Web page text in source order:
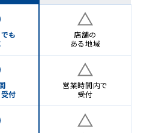
も
店舗の
ある地域
付
営業時間内で
受付